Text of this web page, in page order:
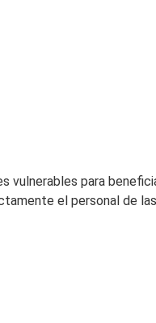
vulnerables para
el personal de